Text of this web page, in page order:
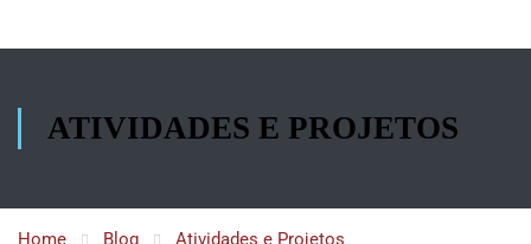
ATIVIDADES E PROJETOS
Home Blog Atividades e Projetos